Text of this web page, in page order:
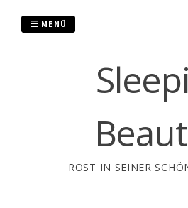
ROST IN SEINER
MENÜ